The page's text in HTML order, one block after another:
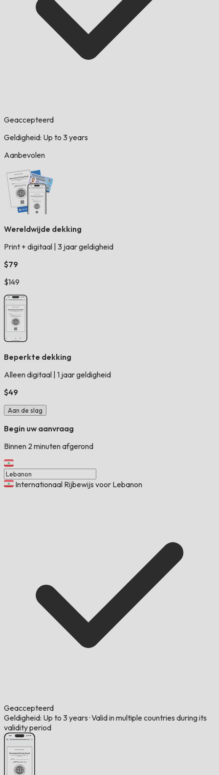
Geaccepteerd
Geldigheid: Up to 3 years
Aanbevolen
Wereldwijde dekking
Print + digitaal 3 jaar geldigheid
$79
$149
Beperkte dekking
Alleen digitaal 1 jaar geldigheid
$49
Aan de slag
Begin uw aanvraag
Binnen 2 minuten afgerond
Internationaal Rijbewijs voor Lebanon
Geaccepteerd
Geldigheid: Up to 3 years ·Valid in multiple countries during its
validity period